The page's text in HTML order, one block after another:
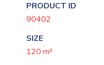
PRODUCT ID
90402
SIZE
120 m²